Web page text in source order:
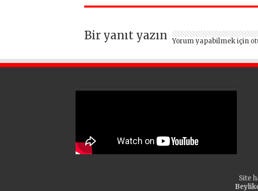
Bir yanıt yazın Yorum yapabilmek için
Site